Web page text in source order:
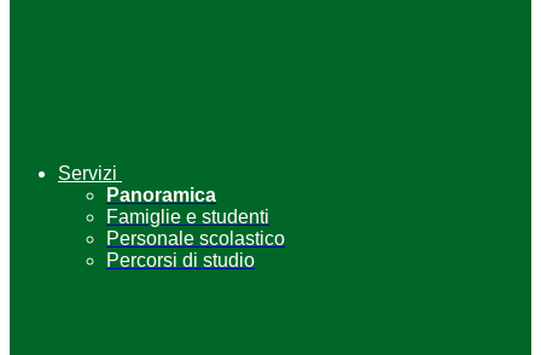
Servizi
Panoramica
Famiglie e studenti
Personale scolastico
Percorsi di studio